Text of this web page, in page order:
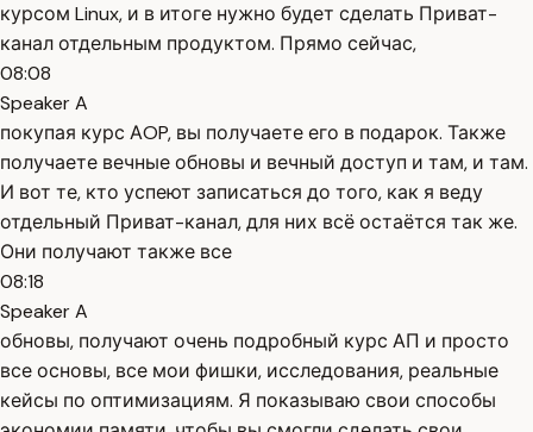
курсом Linux, и в итоге нужно будет сделать Приват-
канал отдельным продуктом. Прямо сейчас,
08:08
Speaker A
покупая курс АOP, вы получаете его в подарок. Также
получаете вечные обновы и вечный доступ и там, и там.
И вот те, кто успеют записаться до того, как я веду
отдельный Приват-канал, для них всё остаётся так же.
Они получают также все
08:18
Speaker A
обновы, получают очень подробный курс АП и просто
все основы, все мои фишки, исследования, реальные
кейсы по оптимизациям. Я показываю свои способы